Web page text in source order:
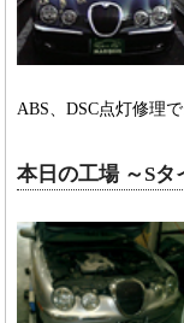
ABS、DSC点灯修理
本日の工場 ～Sタ